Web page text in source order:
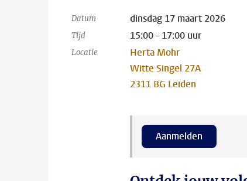
Datum dinsdag 17 maart 2026
Tijd 15:00 - 17:00 uur
Locatie
Herta Mohr
Witte Singel 27A
2311 BG Leiden
Aanmelden